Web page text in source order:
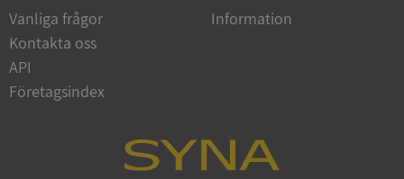
Vanliga frågor
Kontakta oss
API
Företagsindex
Information
__RequestVerificationToken